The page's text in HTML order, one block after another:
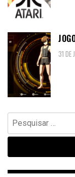
31 DE
Pesquisar
por: